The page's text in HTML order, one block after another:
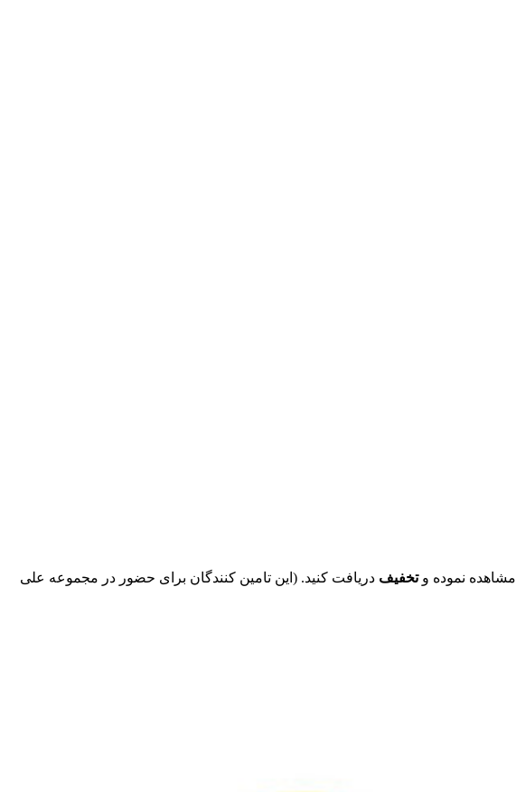
مشاهده نموده وتخفیف دریافت کنید. (این تامین کنندگان برای حضور در مجموعه علی